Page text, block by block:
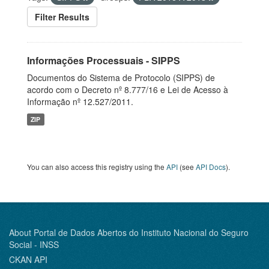
Filter Results
Informações Processuais - SIPPS
Documentos do Sistema de Protocolo (SIPPS) de
acordo com o Decreto nº 8.777/16 e Lei de Acesso à
Informação nº 12.527/2011.
ZIP
You can also access this registry using the API (see API Docs).
About Portal de Dados Abertos do Instituto Nacional do Seguro
Social - INSS
CKAN API